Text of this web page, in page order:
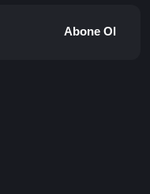
Abone Ol